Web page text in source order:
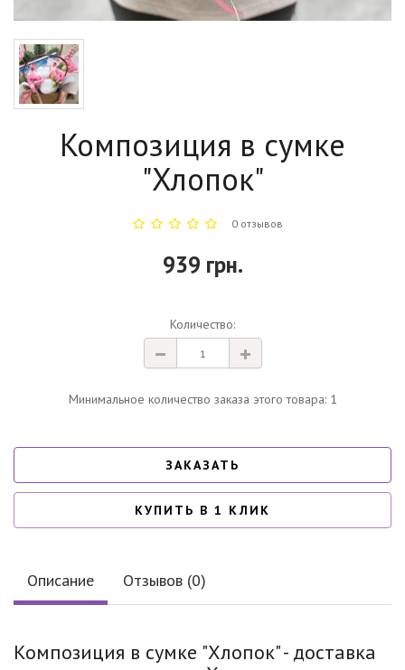
Композиция в сумке
"Хлопок"
0 отзывов
939 грн.
Количество:
Минимальное количество заказа этого товара: 1
ЗАКАЗАТЬ
КУПИТЬ В 1 КЛИК
Описание Отзывов (0)
Композиция в сумке "Хлопок" - доставка